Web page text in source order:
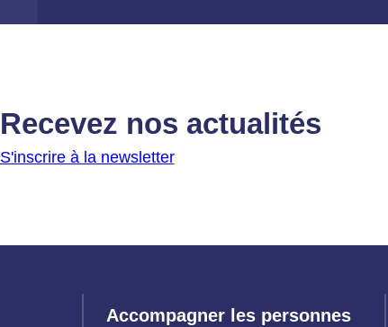
Recevez nos actualités
S'inscrire à la newsletter
Accompagner les personnes